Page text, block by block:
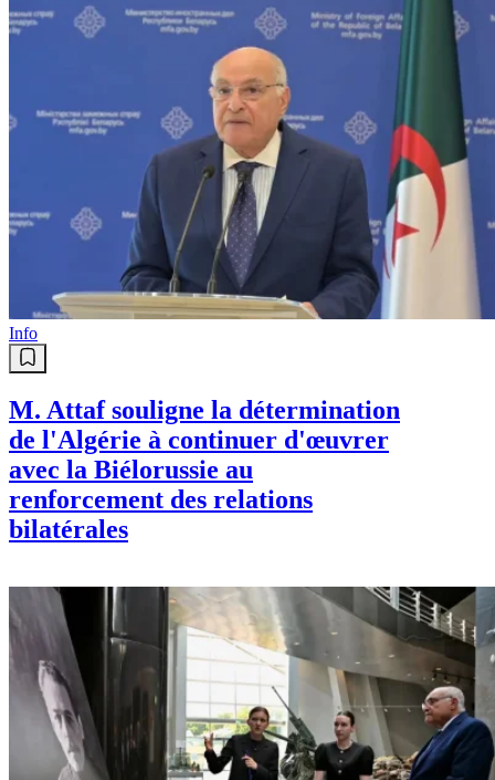
Info
M. Attaf souligne la détermination
de l'Algérie à continuer d'œuvrer
avec la Biélorussie au
renforcement des relations
bilatérales